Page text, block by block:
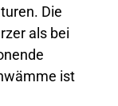
Die
als bei
ist